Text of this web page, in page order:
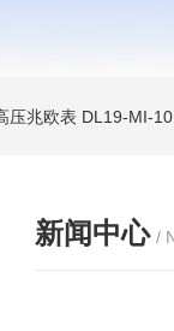
压兆欧表 DL19-MI-
新闻中心 /